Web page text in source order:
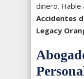
dinero. Hable
Accidentes
Legacy